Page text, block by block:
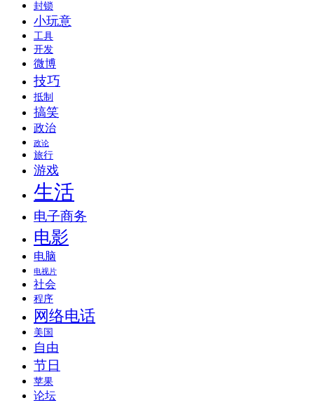
封锁
小玩意
工具
开发
微博
技巧
抵制
搞笑
政治
政论
旅行
游戏
生活
电子商务
电影
电脑
电视片
社会
程序
网络电话
美国
自由
节日
苹果
论坛